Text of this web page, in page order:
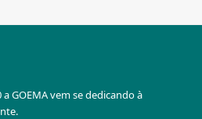
GOEMA vem se dedicando à